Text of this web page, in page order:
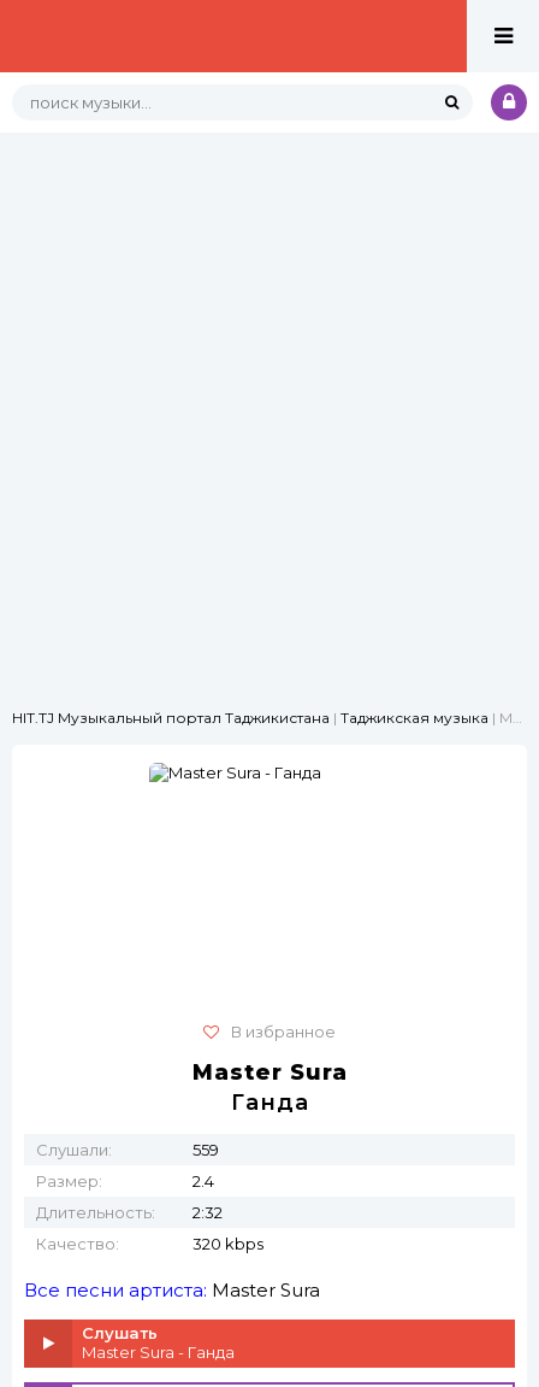
HIT.TJ Музыкальный портал Таджикистана | Таджикская музыка | Master Sura - Ганда
В избранное
Master Sura
Ганда
Слушали:
559
Размер:
2.4
Длительность:
2:32
Качество:
320 kbps
Все песни артиста: Master Sura
Слушать
Master Sura - Ганда